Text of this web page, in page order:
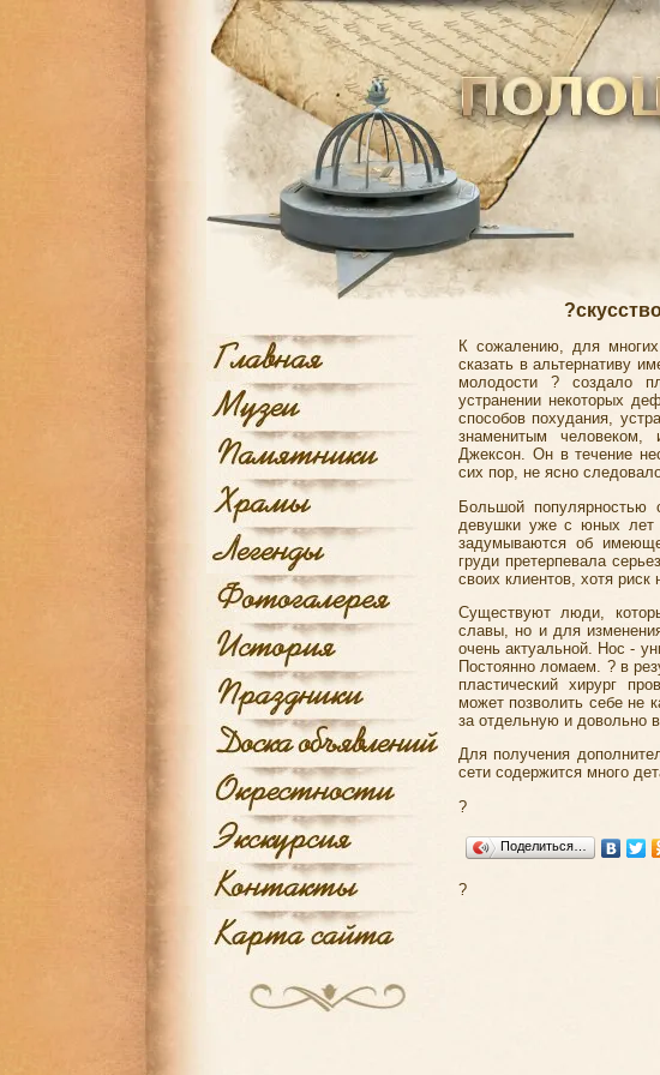
К сожалению, для
сказать в альтернативу
молодости ? создало
устранении некоторых
способов похудания,
знаменитым человеком,
Джексон. Он в течение
сих пор, не ясно
Большой популярностью
девушки уже с юных лет
задумываются об
груди претерпевала
своих клиентов, хотя
Существуют люди,
славы, но и для
очень актуальной. Нос -
Постоянно ломаем. ? в
пластический хирург
может позволить себе не
за отдельную и довольно
Для получения
сети содержится много
?
Поделиться…
?